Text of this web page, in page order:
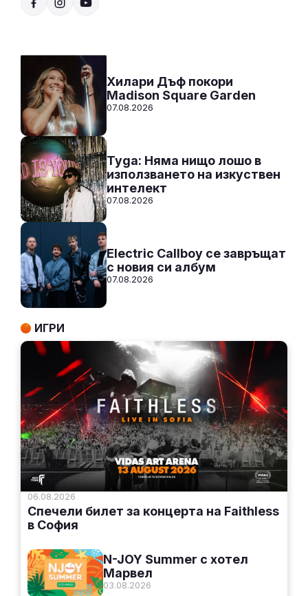
СЛУШАЙ
12:00 - 00:00
Хилари Дъф покори
Madison Square Garden
07.08.2026
Tyga: Няма нищо лошо в
използването на изкуствен
интелект
07.08.2026
Electric Callboy се завръщат
с новия си албум
07.08.2026
ИГРИ
06.08.2026
Спечели билет за концерта на Faithless
в София
03.08.2026
N-JOY Summer с хотел
Марвел